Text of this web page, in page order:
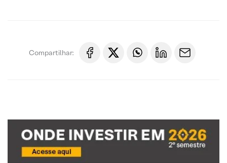
Compartilhar: